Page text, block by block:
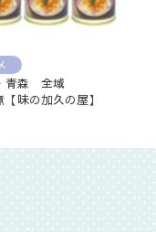
青森 全域
【味の加久の屋】